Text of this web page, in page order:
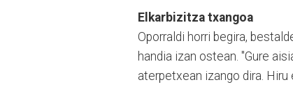
Elkarbizitza txangoa
Oporraldi horri begira,
handia izan ostean. "Gure
aterpetxean izango dira.